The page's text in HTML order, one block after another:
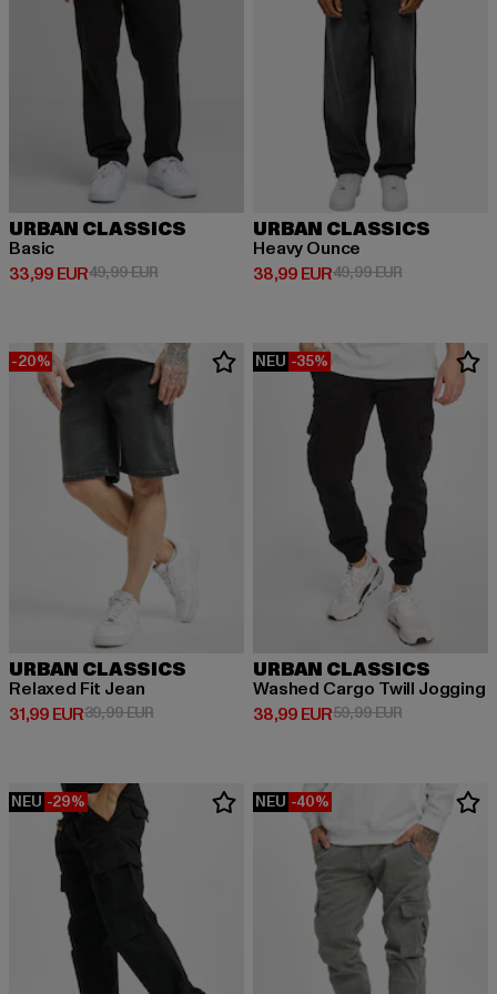
URBAN CLASSICS
Basic
33,99 EUR
Derzeitiger Preis: 33,99 EUR
49,99 EURAktionspreis: 49,99 EUR
URBAN CLASSICS
Heavy Ounce
38,99 EUR
Derzeitiger Preis: 38,99 EUR
49,99 EURAktionspreis:
-20%
URBAN CLASSICS
Relaxed Fit Jean
31,99 EUR
Derzeitiger Preis: 31,99 EUR
39,99 EURAktionspreis: 39,99 EUR
NEU -35%
URBAN CLASSICS
Washed Cargo Twill Jogging
38,99 EUR
Derzeitiger Preis: 38,99 EUR
59,99 EURAktionspreis:
NEU -29% NEU -40%